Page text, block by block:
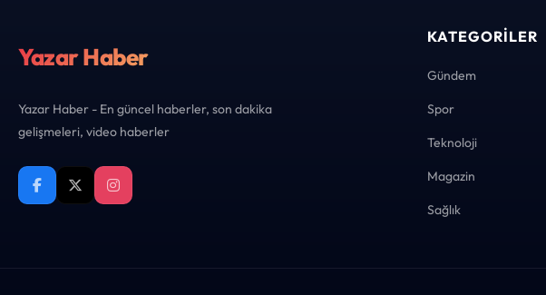
Yazar Haber
Yazar Haber - En güncel haberler, son dakika
gelişmeleri, video haberler
KATEGORILER
Gündem
Spor
Teknoloji
Magazin
Sağlık